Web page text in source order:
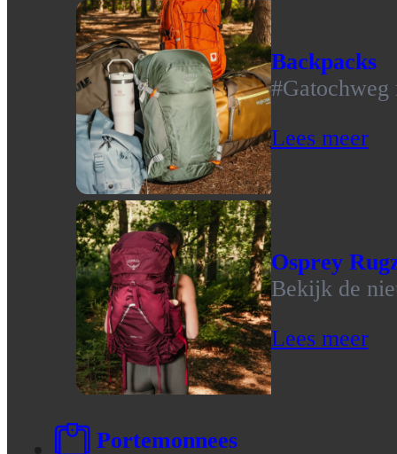
Backpacks
#Gatochweg
Lees meer
Osprey
Bekijk de
Lees meer
Portemonnees